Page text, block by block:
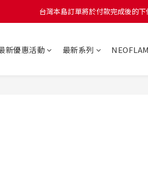
台灣本島訂單將於付款完成後的
台灣本島訂單將於付款完成後的
台灣本島訂單將於付款完成後的
新優惠活動 最新系列